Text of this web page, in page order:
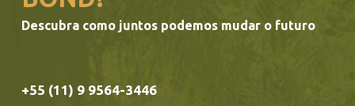
Descubra como juntos podemos mudar o futuro
+55 (11) 9 9564-3446